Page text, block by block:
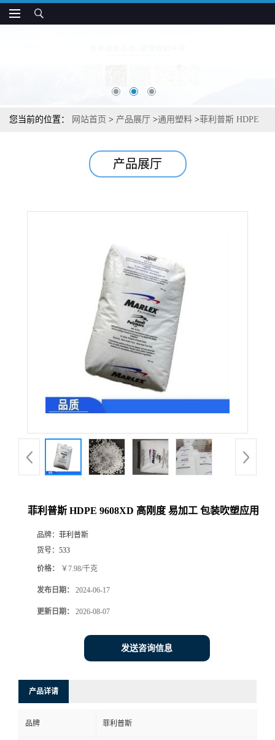
您当前的位置： 网站首页 > 产品展厅 >通用塑料 >菲利普斯 HDPE
产品展厅
菲利普斯 HDPE 9608XD 高刚度 易加工 包装吹塑应用
品牌： 菲利普斯
货号： 533
价格： ￥7.98/千克
发布日期： 2024-06-17
更新日期： 2026-08-07
发送咨询信息
产品详请
品牌 菲利普斯